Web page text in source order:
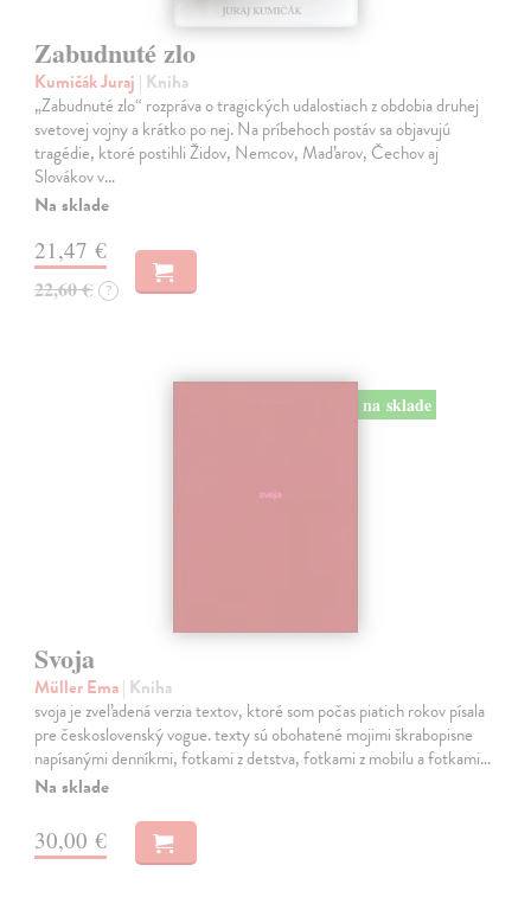
Zabudnuté zlo
Kumičák Juraj | Kniha
„Zabudnuté zlo“ rozpráva o tragických udalostiach z obdobia druhej
svetovej vojny a krátko po nej. Na príbehoch postáv sa objavujú
tragédie, ktoré postihli Židov, Nemcov, Maďarov, Čechov aj
Slovákov v…
Na sklade
21,47 €
22,60 € ?
na sklade
Svoja
Müller Ema| Kniha
svoja je zveľadená verzia textov, ktoré som počas piatich rokov písala
pre československý vogue. texty sú obohatené mojimi škrabopisne
napísanými denníkmi, fotkami z detstva, fotkami z mobilu a fotkami…
Na sklade
30,00 €